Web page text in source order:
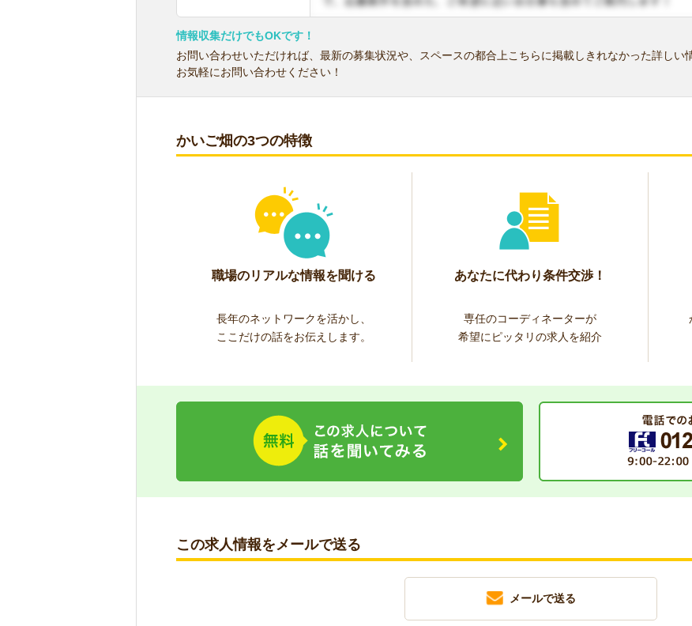
情報収集だけでもOKです！
お問い合わせいただければ、最新の募集状況や、スペースの都合上こちらに掲載しきれなかった詳しい
お気軽にお問い合わせください！
かいご畑の3つの特徴
職場のリアルな情報を聞ける
長年のネットワークを活かし、
ここだけの話をお伝えします。
あなたに代わり条件交渉！
専任のコーディネーターが
希望にピッタリの求人を紹介
この求人情報をメールで送る
メールで送る